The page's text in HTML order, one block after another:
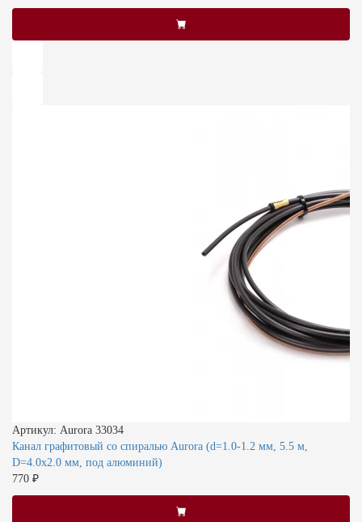
Артикул: Aurora 33034
Канал графитовый со спиралью Aurora (d=1.0-1.2 мм, 5.5 м,
D=4.0x2.0 мм, под алюминий)
770 ₽